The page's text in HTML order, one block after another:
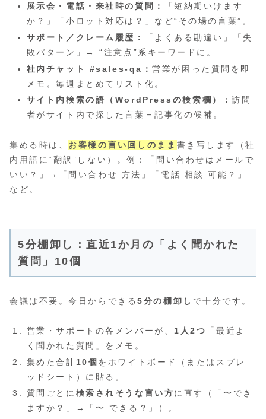
展示会・電話・来社時の質問：
「短納期いけます
か？」「小ロット対応は？」など“その場の言葉”。
サポート／クレーム履歴：
「よくある勘違い」「失
敗パターン」→ “注意点”系キーワードに。
社内チャット #sales-qa：営業が困った質問を即
メモ。毎週まとめてリスト化。
サイト内検索の語（WordPressの検索欄）：訪問
者がサイト内で探した言葉＝記事化の候補。
集める時は、 お客様の言い回しのまま 書き写します（社
内用語に“翻訳”しない）。例：「問い合わせはメールで
いい？」→「問い合わせ 方法」「電話 相談 可能？」
など。
5分棚卸し：直近1か月の「よく聞かれた
質問」10個
会議は不要。今日からできる5分の棚卸し で十分です。
営業・サポートの各メンバーが、 1人2つ
「最近よ
く聞かれた質問」をメモ。
集めた合計 10個 をホワイトボード（またはスプレ
ッドシート）に貼る。
質問ごとに 検索されそうな言い方に直す（「〜でき
ますか？」→「〜 できる？」）。